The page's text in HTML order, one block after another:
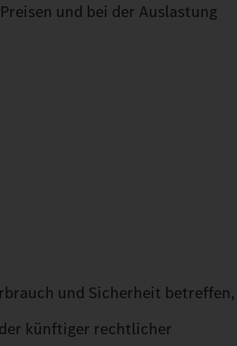
und bei der Auslastung
und Sicherheit betreffen,
künftiger rechtlicher